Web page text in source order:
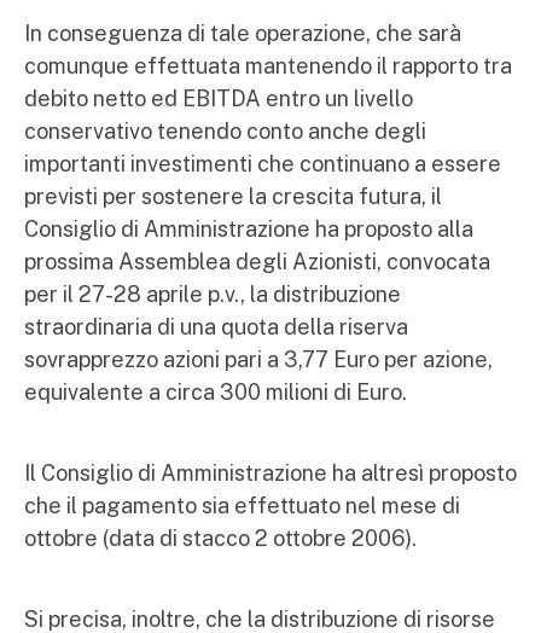
In conseguenza di tale operazione, che sarà
comunque effettuata mantenendo il rapporto tra
debito netto ed EBITDA entro un livello
conservativo tenendo conto anche degli
importanti investimenti che continuano a essere
previsti per sostenere la crescita futura, il
Consiglio di Amministrazione ha proposto alla
prossima Assemblea degli Azionisti, convocata
per il 27-28 aprile p.v., la distribuzione
straordinaria di una quota della riserva
sovrapprezzo azioni pari a 3,77 Euro per azione,
equivalente a circa 300 milioni di Euro.
Il Consiglio di Amministrazione ha altresì proposto
che il pagamento sia effettuato nel mese di
ottobre (data di stacco 2 ottobre 2006).
Si precisa, inoltre, che la distribuzione di risorse